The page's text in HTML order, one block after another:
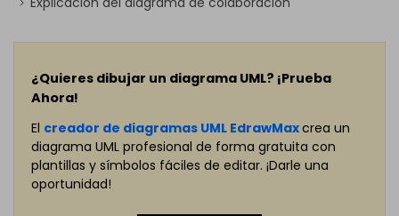
¿Quieres dibujar un diagrama UML? ¡Prueba
Ahora!
El creador de diagramas UML EdrawMaxcrea un
diagrama UML profesional de forma gratuita con
plantillas y símbolos fáciles de editar. ¡Darle una
oportunidad!